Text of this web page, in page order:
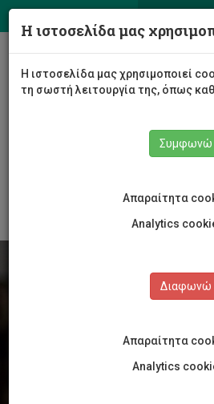
Η ιστοσελίδα μας
Η ιστοσελίδα μας χρησιμοποιεί
τη σωστή λειτουργία της, όπως
Συμφωνώ
Απαραίτητα
Analytics
Διαφωνώ
Απαραίτητα
Analytics